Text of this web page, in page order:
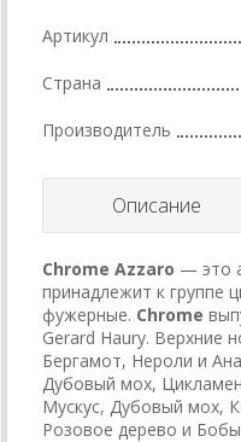
Артикул
Страна
Производитель
Описание
Chrome Azzaro — это
принадлежит к группе
фужерные. Chrome
Gerard Haury. Верхние
Бергамот, Нероли и
Дубовый мох,
Мускус, Дубовый мох,
Розовое дерево и